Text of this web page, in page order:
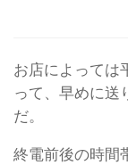
お店によっては
って、早めに送
だ。
終電前後の時間